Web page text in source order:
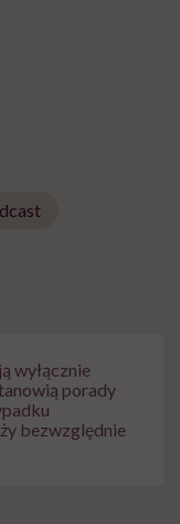
wyłącznie
porady
bezwzględnie